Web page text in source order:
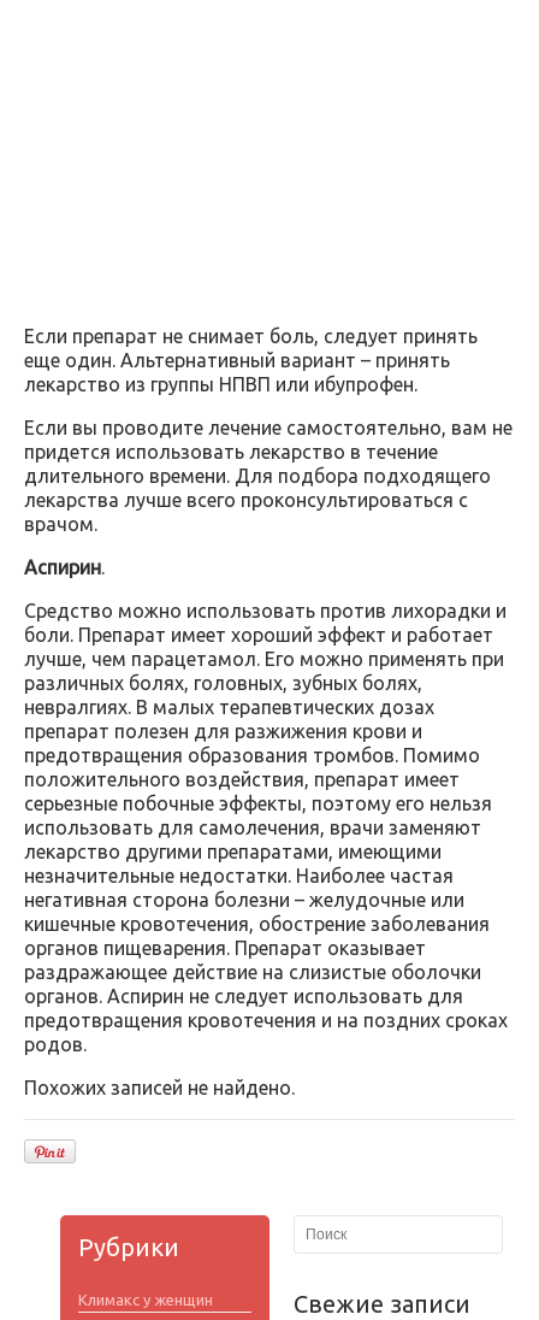
Если препарат не снимает боль, следует принять
еще один. Альтернативный вариант – принять
лекарство из группы НПВП или ибупрофен.
Если вы проводите лечение самостоятельно, вам не
придется использовать лекарство в течение
длительного времени. Для подбора подходящего
лекарства лучше всего проконсультироваться с
врачом.
Аспирин.
Средство можно использовать против лихорадки и
боли. Препарат имеет хороший эффект и работает
лучше, чем парацетамол. Его можно применять при
различных болях, головных, зубных болях,
невралгиях. В малых терапевтических дозах
препарат полезен для разжижения крови и
предотвращения образования тромбов. Помимо
положительного воздействия, препарат имеет
серьезные побочные эффекты, поэтому его нельзя
использовать для самолечения, врачи заменяют
лекарство другими препаратами, имеющими
незначительные недостатки. Наиболее частая
негативная сторона болезни – желудочные или
кишечные кровотечения, обострение заболевания
органов пищеварения. Препарат оказывает
раздражающее действие на слизистые оболочки
органов. Аспирин не следует использовать для
предотвращения кровотечения и на поздних сроках
родов.
Похожих записей не найдено.
Рубрики
Климакс у женщин
Свежие записи